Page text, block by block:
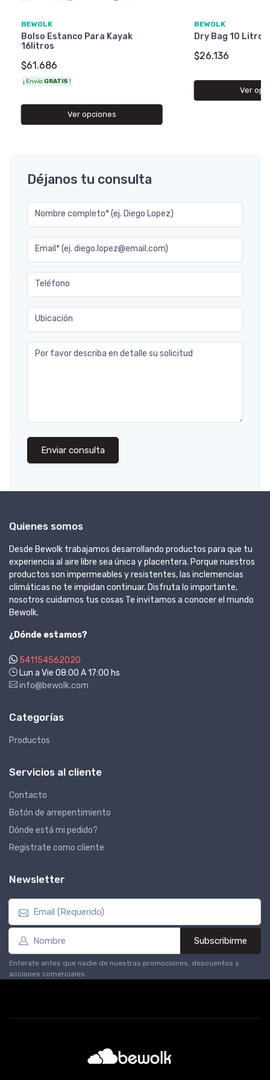
BEWOLK
Bolso Estanco Para Kayak
16litros
$61.686
¡ Envío GRATIS !
Ver opciones
BEWOLK
Dry Bag 10 Litros
$26.136
Ver
Déjanos tu consulta
Nombre completo* (ej. Diego Lopez)
Email* (ej. diego.lopez@email.com)
Teléfono
Ubicación
Por favor describa en detalle su solicitud
Enviar consulta
Quienes somos
Desde Bewolk trabajamos desarrollando productos para que tu
experiencia al aire libre sea única y placentera. Porque nuestros
productos son impermeables y resistentes, las inclemencias
climáticas no te impidan continuar. Disfruta lo importante,
nosotros cuidamos tus cosas Te invitamos a conocer el mundo
Bewolk.
¿Dónde estamos?
541154562020
Lun a Vie 08:00 A 17:00 hs
info@bewolk.com
Categorías
Productos
Servicios al cliente
Contacto
Botón de arrepentimiento
Dónde está mi pedido?
Registrate como cliente
Newsletter
Subscribirme
Enterate antes que nadie de nuestras promociones, descuentos y
acciones comerciales.